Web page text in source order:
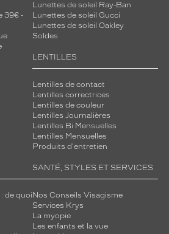
39€ -
Lunettes de soleil Ray-Ban
Lunettes de soleil Gucci
Lunettes de soleil Oakley
Soldes
LENTILLES
Lentilles de contact
Lentilles correctrices
Lentilles de couleur
Lentilles Journalières
Lentilles Bi Mensuelles
Lentilles Mensuelles
Produits d'entretien
de quoi
SANTÉ, STYLES ET SERVICES
Nos Conseils Visagisme
Services Krys
La myopie
Les enfants et la vue